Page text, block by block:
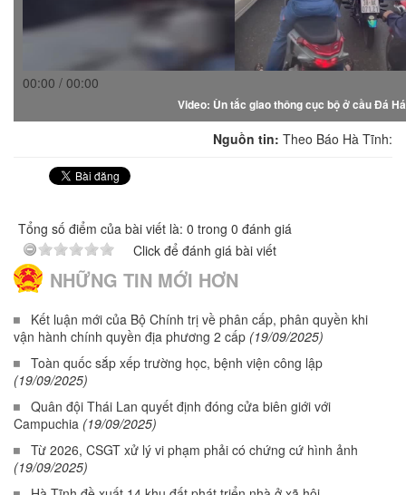
00:00 / 00:00
Video: Ùn tắc giao thông cục bộ ở cầu Đá
Nguồn tin: Theo Báo Hà Tĩnh:
Tổng số điểm của bài viết là: 0 trong 0 đánh giá
Click để đánh giá bài viết
NHỮNG TIN MỚI HƠN
Kết luận mới của Bộ Chính trị về phân cấp, phân quyền khi
vận hành chính quyền địa phương 2 cấp (19/09/2025)
Toàn quốc sắp xếp trường học, bệnh viện công lập
(19/09/2025)
Quân đội Thái Lan quyết định đóng cửa biên giới với
Campuchia (19/09/2025)
Từ 2026, CSGT xử lý vi phạm phải có chứng cứ hình ảnh
(19/09/2025)